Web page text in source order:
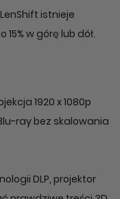
istnieje
w górę lub dół.
1920 x 1080p
ray bez skalowania
DLP, projektor